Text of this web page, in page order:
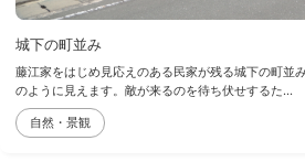
城下の町並み
藤江家をはじめ見応えのある民家が残る城下の町並
のように見えます。敵が来るのを待ち伏せするた...
自然・景観